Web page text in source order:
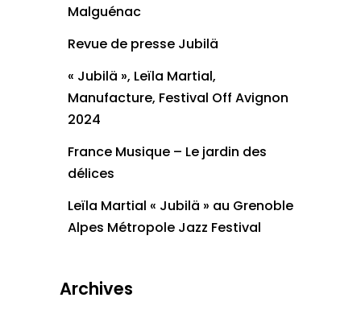
Malguénac
Revue de presse Jubilä
« Jubilä », Leïla Martial,
Manufacture, Festival Off Avignon
2024
France Musique – Le jardin des
délices
Leïla Martial « Jubilä » au Grenoble
Alpes Métropole Jazz Festival
Archives